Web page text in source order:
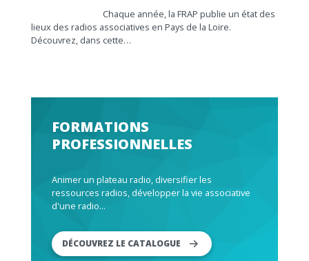
Chaque année, la FRAP publie un état des
lieux des radios associatives en Pays de la Loire.
Découvrez, dans cette…
FORMATIONS
PROFESSIONNELLES
Animer un plateau radio, diversifier les
ressources radios, développer la vie associative
d'une radio...
DÉCOUVREZ LE CATALOGUE